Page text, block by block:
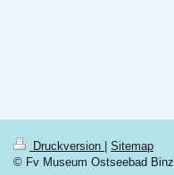
Druckversion
Sitemap
© Fv Museum Ostseebad Binz